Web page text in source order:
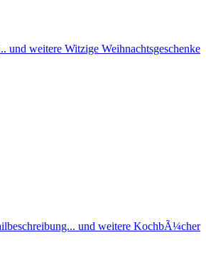
und weitere Witzige Weihnachtsgeschenke
und weitere KochbÃ¼cher